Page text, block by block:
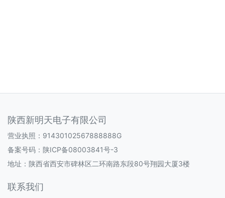
陕西新明天电子有限公司
营业执照：91430102567888888G
备案号码： 陕ICP备08003841号-3
地址：陕西省西安市碑林区二环南路东段80号翔园大厦3楼
联系我们